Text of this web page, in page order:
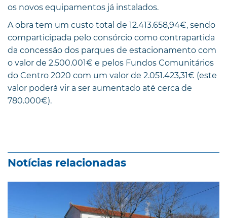
os novos equipamentos já instalados.
A obra tem um custo total de 12.413.658,94€, sendo
comparticipada pelo consórcio como contrapartida
da concessão dos parques de estacionamento com
o valor de 2.500.001€ e pelos Fundos Comunitários
do Centro 2020 com um valor de 2.051.423,31€ (este
valor poderá vir a ser aumentado até cerca de
780.000€).
Notícias relacionadas